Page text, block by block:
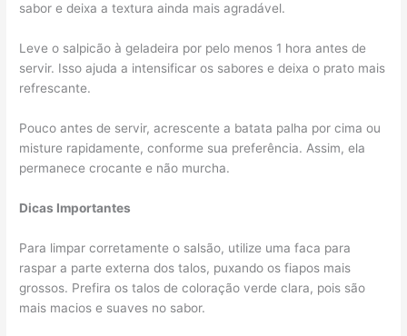
sabor e deixa a textura ainda mais agradável.
Leve o salpicão à geladeira por pelo menos 1 hora antes de
servir. Isso ajuda a intensificar os sabores e deixa o prato mais
refrescante.
Pouco antes de servir, acrescente a batata palha por cima ou
misture rapidamente, conforme sua preferência. Assim, ela
permanece crocante e não murcha.
Dicas Importantes
Para limpar corretamente o salsão, utilize uma faca para
raspar a parte externa dos talos, puxando os fiapos mais
grossos. Prefira os talos de coloração verde clara, pois são
mais macios e suaves no sabor.